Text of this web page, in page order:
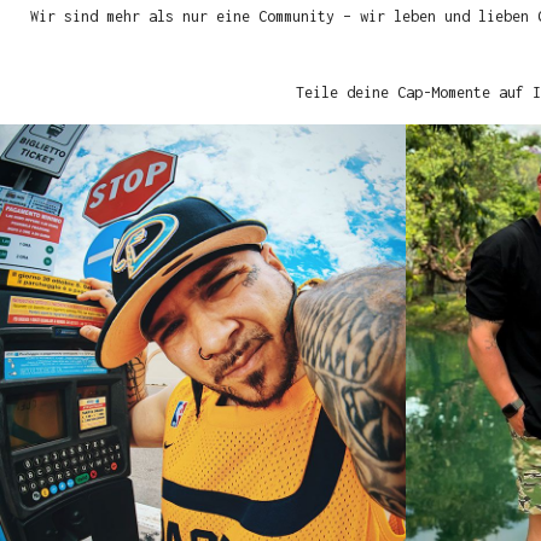
Wir sind mehr als nur eine Community – wir leben und
Teile deine Cap-Momente